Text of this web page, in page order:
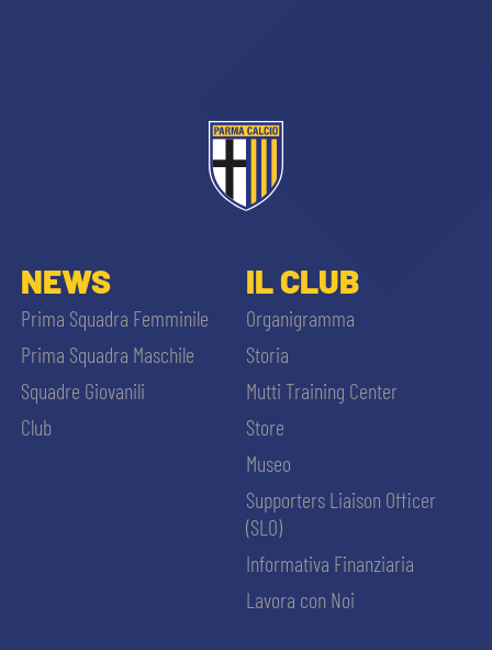
NEWS
Prima Squadra Femminile
Prima Squadra Maschile
Squadre Giovanili
Club
IL CLUB
Organigramma
Storia
Mutti Training Center
Store
Museo
Supporters Liaison Officer
(SLO)
Informativa Finanziaria
Lavora con Noi